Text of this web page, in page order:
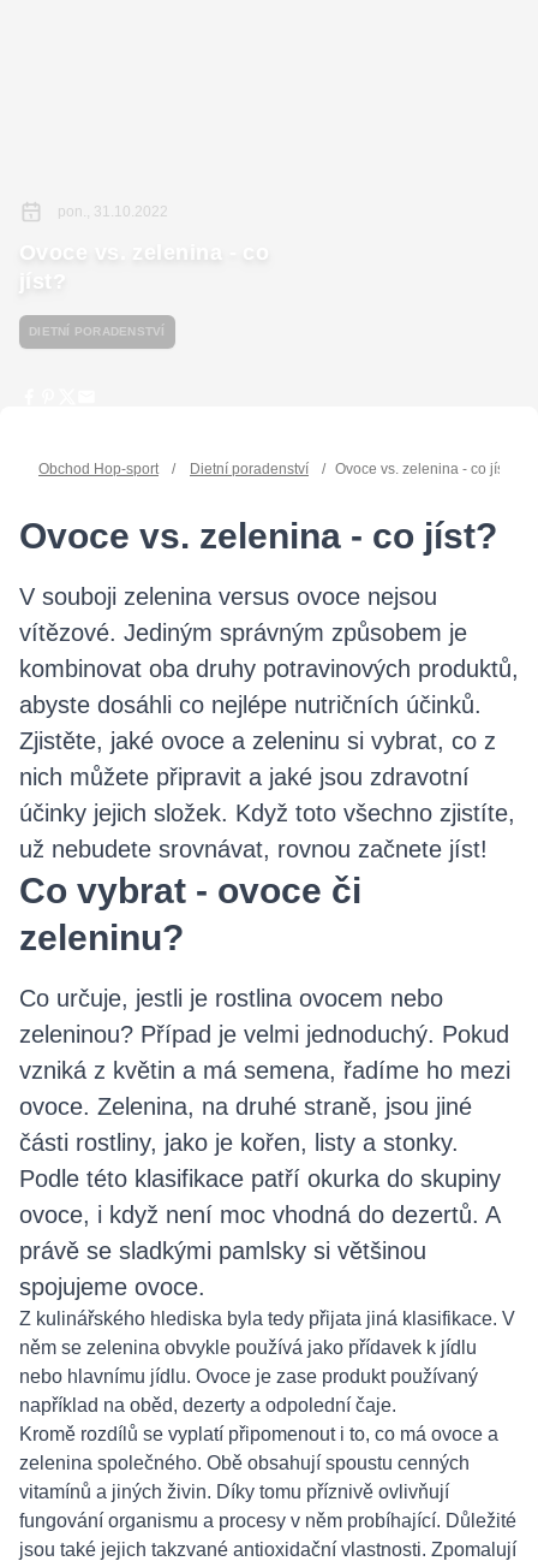
pon., 31.10.2022
Ovoce vs. zelenina - co
jíst?
DIETNÍ PORADENSTVÍ
Obchod Hop-sport / Dietní poradenství / Ovoce vs. zelenina - co jíst?
Ovoce vs. zelenina - co jíst?
V souboji zelenina versus ovoce nejsou
vítězové. Jediným správným způsobem je
kombinovat oba druhy potravinových produktů,
abyste dosáhli co nejlépe nutričních účinků.
Zjistěte, jaké ovoce a zeleninu si vybrat, co z
nich můžete připravit a jaké jsou zdravotní
účinky jejich složek. Když toto všechno zjistíte,
už nebudete srovnávat, rovnou začnete jíst!
Co vybrat - ovoce či
zeleninu?
Co určuje, jestli je rostlina ovocem nebo
zeleninou? Případ je velmi jednoduchý. Pokud
vzniká z květin a má semena, řadíme ho mezi
ovoce. Zelenina, na druhé straně, jsou jiné
části rostliny, jako je kořen, listy a stonky.
Podle této klasifikace patří okurka do skupiny
ovoce, i když není moc vhodná do dezertů. A
právě se sladkými pamlsky si většinou
spojujeme ovoce.
Z kulinářského hlediska byla tedy přijata jiná klasifikace. V
něm se zelenina obvykle používá jako přídavek k jídlu
nebo hlavnímu jídlu. Ovoce je zase produkt používaný
například na oběd, dezerty a odpolední čaje.
Kromě rozdílů se vyplatí připomenout i to, co má ovoce a
zelenina společného. Obě obsahují spoustu cenných
vitamínů a jiných živin. Díky tomu příznivě ovlivňují
fungování organismu a procesy v něm probíhající. Důležité
jsou také jejich takzvané antioxidační vlastnosti. Zpomalují